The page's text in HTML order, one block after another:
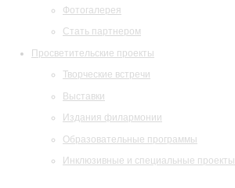
Фотогалерея
Стать партнером
Просветительские проекты
Творческие встречи
Выставки
Издания филармонии
Образовательные программы
Инклюзивные и специальные проекты